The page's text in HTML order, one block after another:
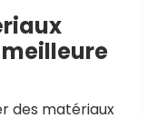
des matériaux